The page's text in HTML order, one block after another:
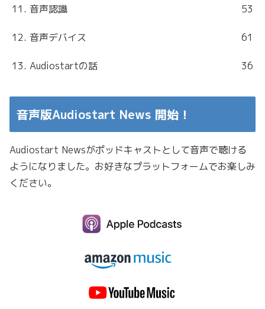
11. 音声認識 53
12. 音声デバイス 61
13. Audiostartの話 36
音声版Audiostart News 開始！
Audiostart Newsがポッドキャストとして音声で聴ける
ようになりました。お好きなプラットフォームでお楽しみ
ください。